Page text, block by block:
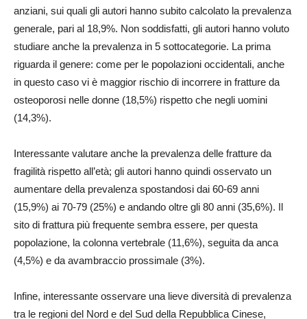
anziani, sui quali gli autori hanno subito calcolato la prevalenza
generale, pari al 18,9%. Non soddisfatti, gli autori hanno voluto
studiare anche la prevalenza in 5 sottocategorie. La prima
riguarda il genere: come per le popolazioni occidentali, anche
in questo caso vi è maggior rischio di incorrere in fratture da
osteoporosi nelle donne (18,5%) rispetto che negli uomini
(14,3%).
Interessante valutare anche la prevalenza delle fratture da
fragilità rispetto all’età; gli autori hanno quindi osservato un
aumentare della prevalenza spostandosi dai 60-69 anni
(15,9%) ai 70-79 (25%) e andando oltre gli 80 anni (35,6%). Il
sito di frattura più frequente sembra essere, per questa
popolazione, la colonna vertebrale (11,6%), seguita da anca
(4,5%) e da avambraccio prossimale (3%).
Infine, interessante osservare una lieve diversità di prevalenza
tra le regioni del Nord e del Sud della Repubblica Cinese,